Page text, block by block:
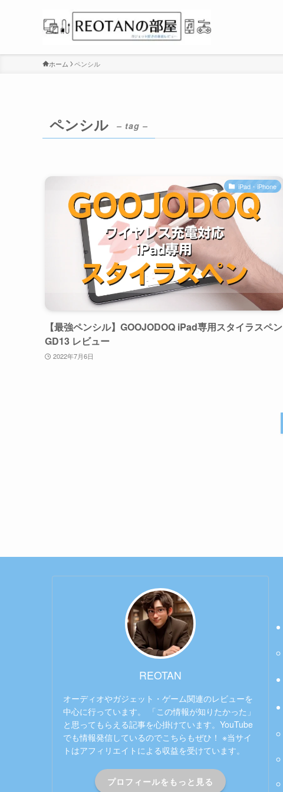
ホーム ペンシル
ペンシル – tag –
iPad・iPhone
【最強ペンシル】GOOJODOQ iPad専用スタイラスペン
GD13 レビュー
2022年7月6日
REOTAN
オーディオやガジェット・ゲーム関連のレビューを
中心に行っています。 「この情報が知りたかった」
と思ってもらえる記事を心掛けています。YouTube
でも情報発信しているのでこちらもぜひ！ ※当サイ
トはアフィリエイトによる収益を受けています。
プロフィールをもっと見る